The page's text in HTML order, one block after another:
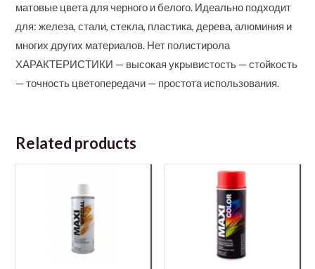
матовые цвета для черного и белого. Идеально подходит
для: железа, стали, стекла, пластика, дерева, алюминия и
многих других материалов. Нет полистирола
ХАРАКТЕРИСТИКИ — высокая укрывистость — стойкость
— точность цветопередачи — простота использования.
Related products